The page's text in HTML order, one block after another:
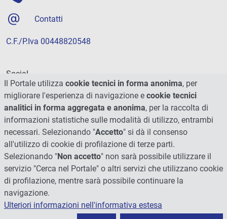
Contatti
C.F./P.Iva 00448820548
Social
Il Portale utilizza cookie tecnici in forma anonima, per
migliorare l'esperienza di navigazione e cookie tecnici
analitici in forma aggregata e anonima, per la raccolta di
informazioni statistiche sulle modalità di utilizzo, entrambi
necessari. Selezionando "Accetto" si dà il consenso
all'utilizzo di cookie di profilazione di terze parti.
Selezionando "Non accetto" non sarà possibile utilizzare il
servizio "Cerca nel Portale" o altri servizi che utilizzano cookie
di profilazione, mentre sarà possibile continuare la
navigazione.
Ulteriori informazioni nell'informativa estesa